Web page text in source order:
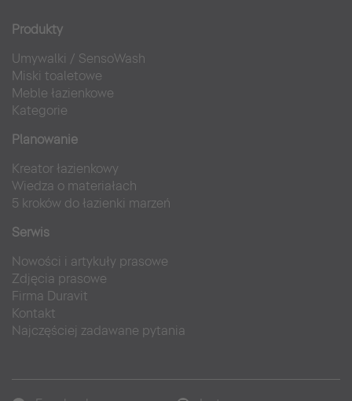
Produkty
Umywalki / SensoWash
Miski toaletowe
Meble łazienkowe
Kategorie
Planowanie
Kreator łazienkowy
Wiedza o materiałach
5 kroków do łazienki marzeń
Serwis
Nowości i artykuły prasowe
Zdjęcia prasowe
Firma Duravit
Kontakt
Najczęściej zadawane pytania